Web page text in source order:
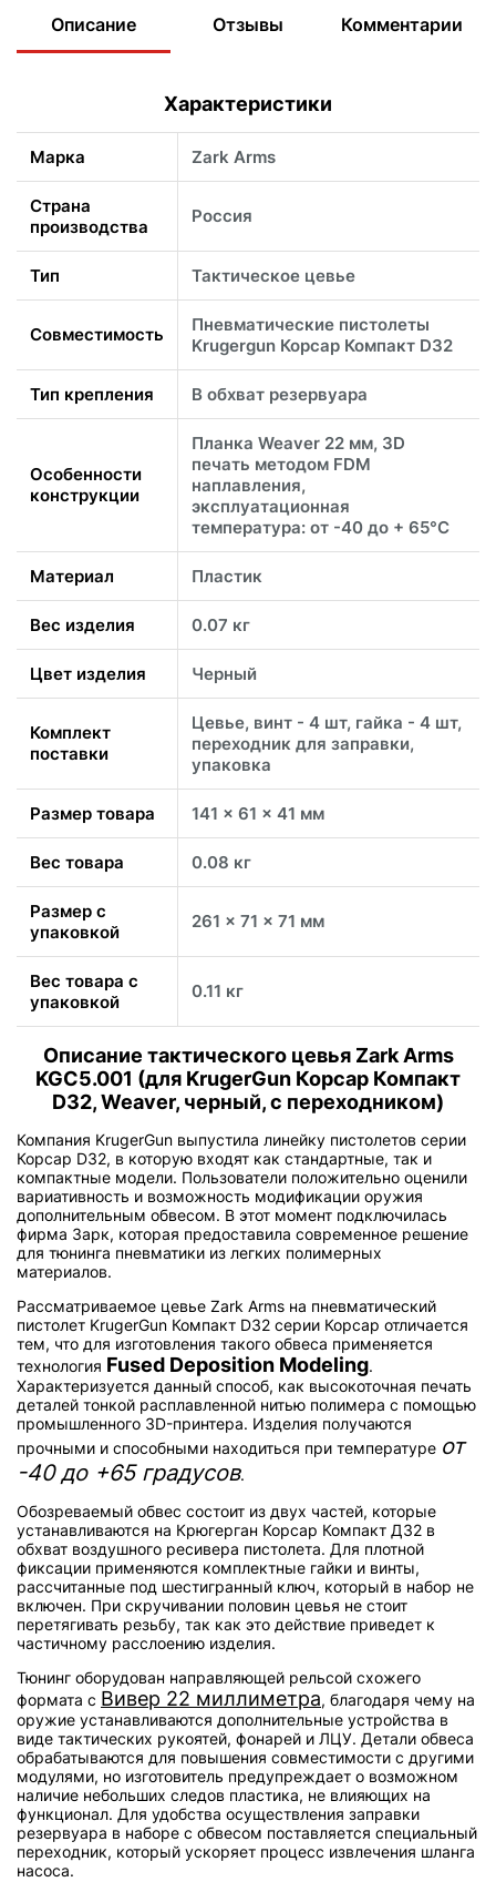
Описание Отзывы Комментарии
Характеристики
Марка Zark Arms
Страна
производства
Россия
Тип Тактическое цевье
Совместимость
Пневматические пистолеты
Krugergun Корсар Компакт D32
Тип крепления В обхват резервуара
Особенности
конструкции
Планка Weaver 22 мм, 3D
печать методом FDM
наплавления,
эксплуатационная
температура: от -40 до + 65°C
Материал Пластик
Вес изделия 0.07 кг
Цвет изделия Черный
Комплект
поставки
Цевье, винт - 4 шт, гайка - 4 шт,
переходник для заправки,
упаковка
Размер товара 141 x 61 x 41 мм
Вес товара 0.08 кг
Размер с
упаковкой
261 x 71 x 71 мм
Вес товара с
упаковкой
0.11 кг
Описание тактического цевья Zark Arms
KGC5.001 (для KrugerGun Корсар Компакт
D32, Weaver, черный, с переходником)
Компания KrugerGun выпустила линейку пистолетов серии
Корсар D32, в которую входят как стандартные, так и
компактные модели. Пользователи положительно оценили
вариативность и возможность модификации оружия
дополнительным обвесом. В этот момент подключилась
фирма Зарк, которая предоставила современное решение
для тюнинга пневматики из легких полимерных
материалов.
Рассматриваемое цевье Zark Arms на пневматический
пистолет KrugerGun Компакт D32 серии Корсар отличается
тем, что для изготовления такого обвеса применяется
технология Fused Deposition Modeling.
Характеризуется данный способ, как высокоточная печать
деталей тонкой расплавленной нитью полимера с помощью
промышленного 3D-принтера. Изделия получаются
прочными и способными находиться при температуре от
-40 до +65 градусов.
Обозреваемый обвес состоит из двух частей, которые
устанавливаются на Крюгерган Корсар Компакт Д32 в
обхват воздушного ресивера пистолета. Для плотной
фиксации применяются комплектные гайки и винты,
рассчитанные под шестигранный ключ, который в набор не
включен. При скручивании половин цевья не стоит
перетягивать резьбу, так как это действие приведет к
частичному расслоению изделия.
Тюнинг оборудован направляющей рельсой схожего
формата с Вивер 22 миллиметра, благодаря чему на
оружие устанавливаются дополнительные устройства в
виде тактических рукоятей, фонарей и ЛЦУ. Детали обвеса
обрабатываются для повышения совместимости с другими
модулями, но изготовитель предупреждает о возможном
наличие небольших следов пластика, не влияющих на
функционал. Для удобства осуществления заправки
резервуара в наборе с обвесом поставляется специальный
переходник, который ускоряет процесс извлечения шланга
насоса.